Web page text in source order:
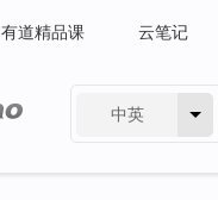
有道精品课 云笔记
中英